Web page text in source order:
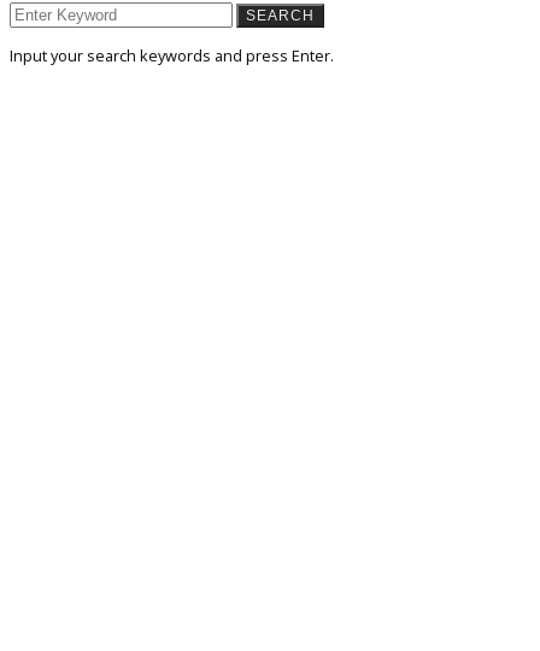
SEARCH
Input your search keywords and press Enter.